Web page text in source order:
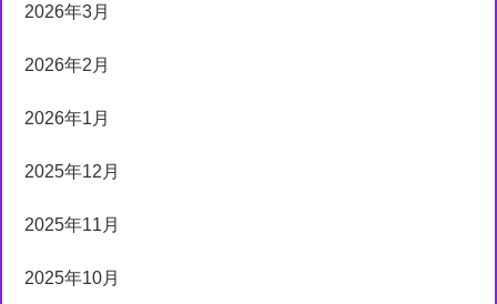
2026年3月
2026年2月
2026年1月
2025年12月
2025年11月
2025年10月